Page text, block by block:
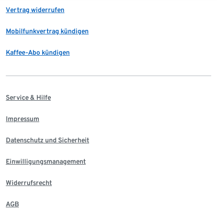
Vertrag widerrufen
Mobilfunkvertrag kündigen
Kaffee-Abo kündigen
Service & Hilfe
Impressum
Datenschutz und Sicherheit
Einwilligungsmanagement
Widerrufsrecht
AGB